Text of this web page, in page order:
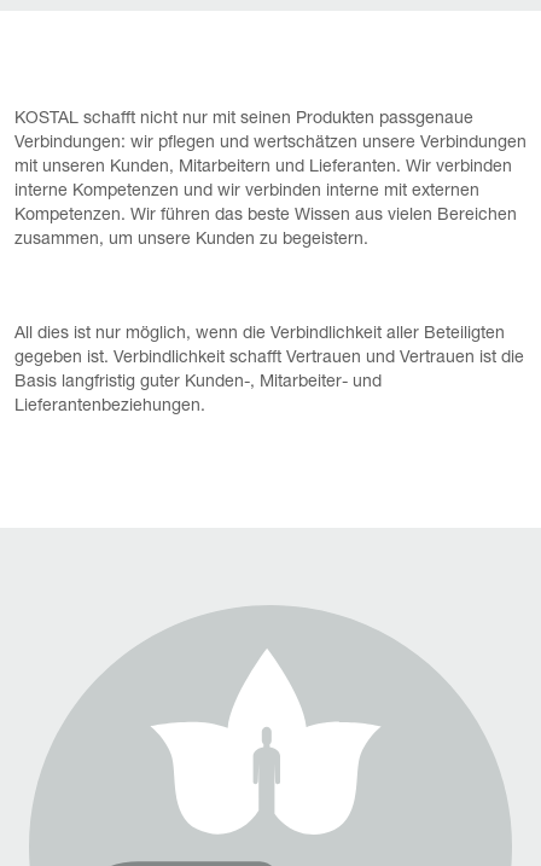
KOSTAL schafft nicht nur mit seinen Produkten passgenaue
Verbindungen: wir pflegen und wertschätzen unsere Verbindungen
mit unseren Kunden, Mitarbeitern und Lieferanten. Wir verbinden
interne Kompetenzen und wir verbinden interne mit externen
Kompetenzen. Wir führen das beste Wissen aus vielen Bereichen
zusammen, um unsere Kunden zu begeistern.
All dies ist nur möglich, wenn die Verbindlichkeit aller Beteiligten
gegeben ist. Verbindlichkeit schafft Vertrauen und Vertrauen ist die
Basis langfristig guter Kunden-, Mitarbeiter- und
Lieferantenbeziehungen.